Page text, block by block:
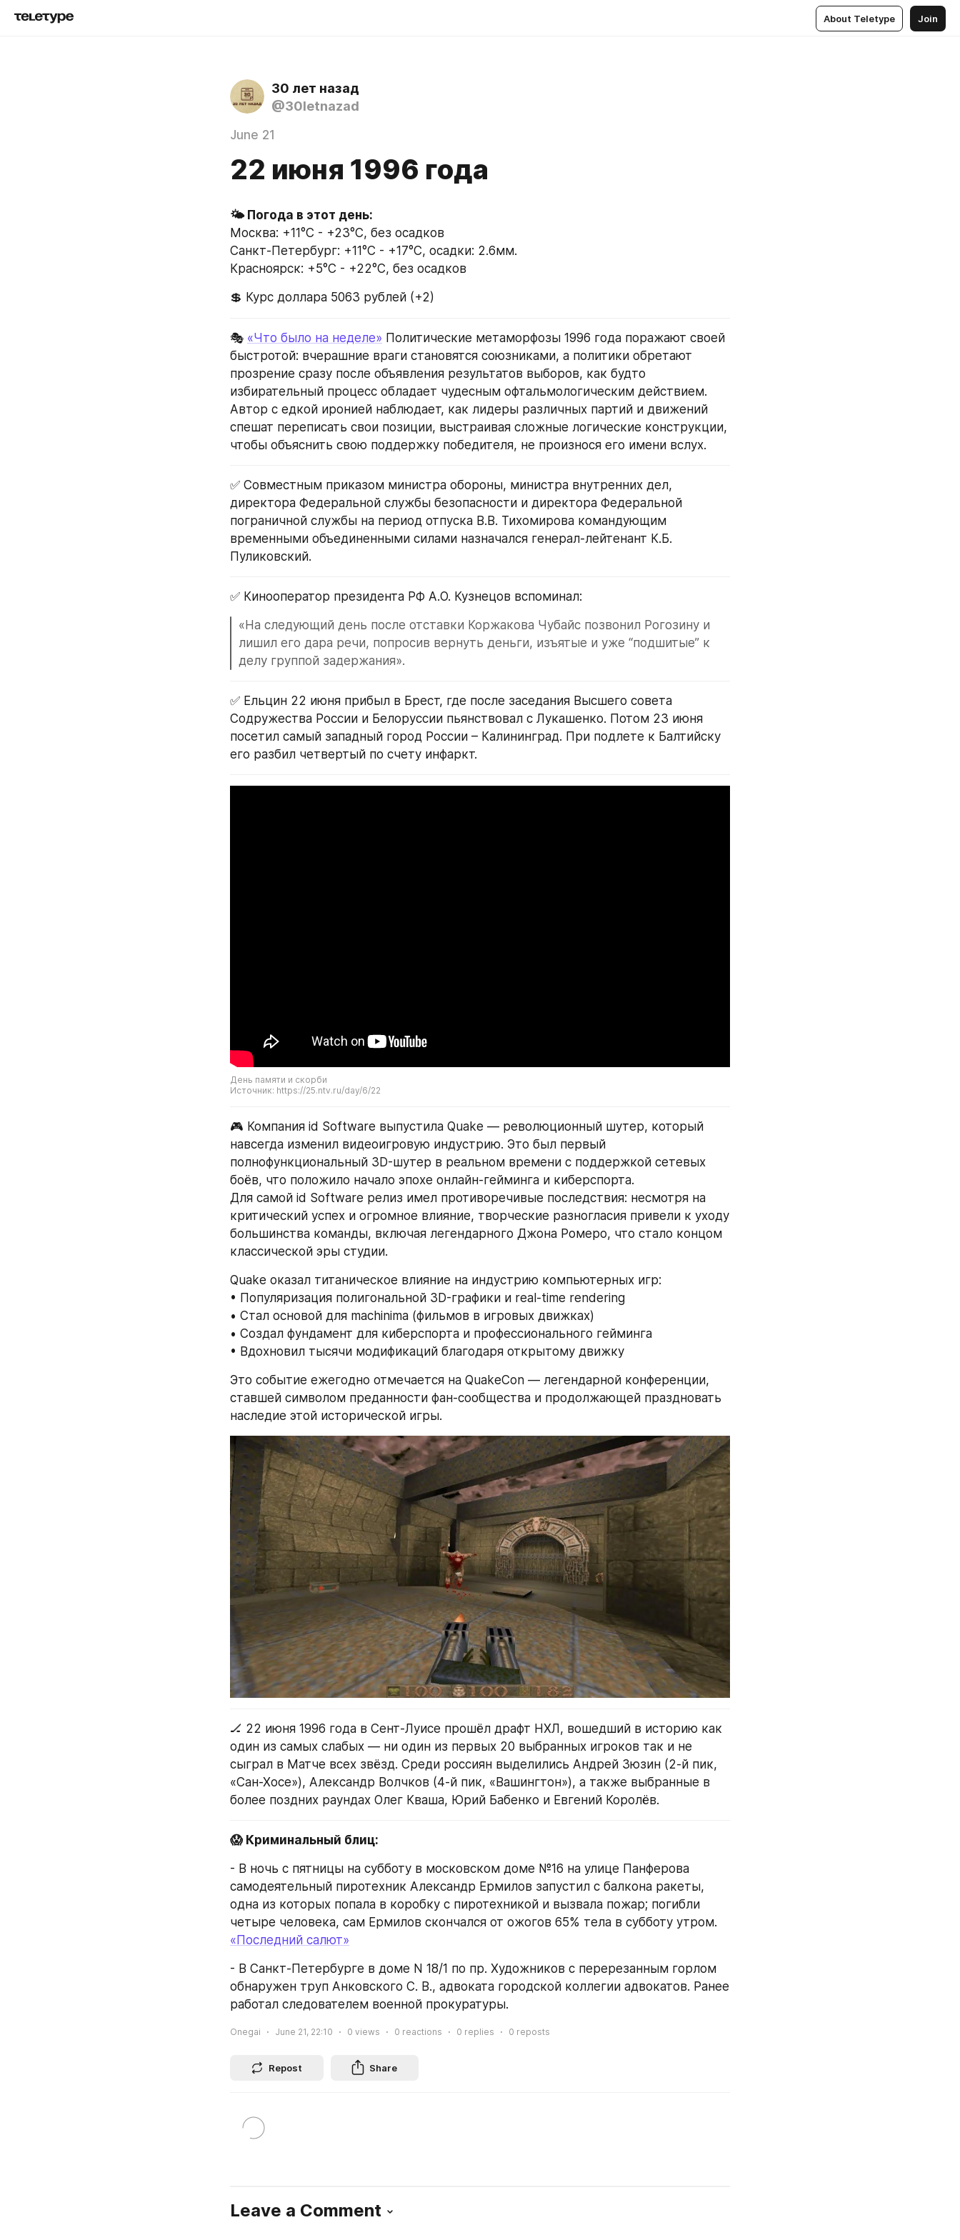
About Teletype Join
30 лет назад
@30letnazad
June 21
22 июня 1996 года
Москва: +11°C - +23°C, без осадков
Санкт-Петербург: +11°C - +17°C, осадки: 2.6мм.
Красноярск: +5°C - +22°C, без осадков
💲 Курс доллара 5063 рублей (+2)
🎭 «Что было на неделе» Политические метаморфозы 1996 года поражают своей
быстротой: вчерашние враги становятся союзниками, а политики обретают
прозрение сразу после объявления результатов выборов, как будто
избирательный процесс обладает чудесным офтальмологическим действием.
Автор с едкой иронией наблюдает, как лидеры различных партий и движений
спешат переписать свои позиции, выстраивая сложные логические конструкции,
чтобы объяснить свою поддержку победителя, не произнося его имени вслух.
✅ Совместным приказом министра обороны, министра внутренних дел,
директора Федеральной службы безопасности и директора Федеральной
пограничной службы на период отпуска В.В. Тихомирова командующим
временными объединенными силами назначался генерал-лейтенант К.Б.
Пуликовский.
✅ Кинооператор президента РФ А.О. Кузнецов вспоминал:
«На следующий день после отставки Коржакова Чубайс позвонил Рогозину и
лишил его дара речи, попросив вернуть деньги, изъятые и уже “подшитые” к
делу группой задержания».
✅ Ельцин 22 июня прибыл в Брест, где после заседания Высшего совета
Содружества России и Белоруссии пьянствовал с Лукашенко. Потом 23 июня
посетил самый западный город России – Калининград. При подлете к Балтийску
его разбил четвертый по счету инфаркт.
День памяти и скорби
Источник: https://25.ntv.ru/day/6/22
🎮 Компания id Software выпустила Quake — революционный шутер, который
навсегда изменил видеоигровую индустрию. Это был первый
полнофункциональный 3D-шутер в реальном времени с поддержкой сетевых
боёв, что положило начало эпохе онлайн-гейминга и киберспорта.
Для самой id Software релиз имел противоречивые последствия: несмотря на
критический успех и огромное влияние, творческие разногласия привели к уходу
большинства команды, включая легендарного Джона Ромеро, что стало концом
классической эры студии.
Quake оказал титаническое влияние на индустрию компьютерных игр:
• Популяризация полигональной 3D-графики и real-time rendering
• Стал основой для machinima (фильмов в игровых движках)
• Создал фундамент для киберспорта и профессионального гейминга
• Вдохновил тысячи модификаций благодаря открытому движку
Это событие ежегодно отмечается на QuakeCon — легендарной конференции,
ставшей символом преданности фан-сообщества и продолжающей праздновать
наследие этой исторической игры.
🏒 22 июня 1996 года в Сент-Луисе прошёл драфт НХЛ, вошедший в историю как
один из самых слабых — ни один из первых 20 выбранных игроков так и не
сыграл в Матче всех звёзд. Среди россиян выделились Андрей Зюзин (2-й пик,
«Сан-Хосе»), Александр Волчков (4-й пик, «Вашингтон»), а также выбранные в
более поздних раундах Олег Кваша, Юрий Бабенко и Евгений Королёв.
😱 Криминальный блиц:
- В ночь с пятницы на субботу в московском доме №16 на улице Панферова
самодеятельный пиротехник Александр Ермилов запустил с балкона ракеты,
одна из которых попала в коробку с пиротехникой и вызвала пожар; погибли
четыре человека, сам Ермилов скончался от ожогов 65% тела в субботу утром.
«Последний салют»
- В Санкт-Петербурге в доме N 18/1 по пр. Художников с перерезанным горлом
обнаружен труп Анковского С. В., адвоката городской коллегии адвокатов. Ранее
работал следователем военной прокуратуры.
Onegai June 21, 22:10 0 views 0 reactions 0 replies 0 reposts
Repost Share
Leave a Comment